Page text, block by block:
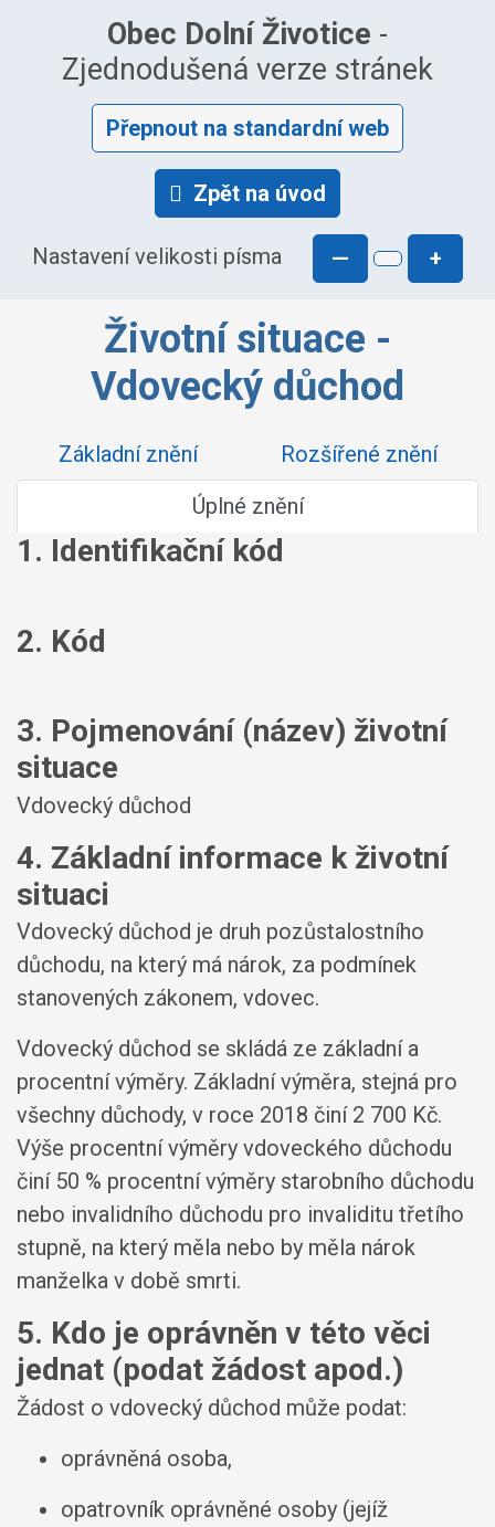
Obec Dolní Životice -
Zjednodušená verze stránek
Přepnout na standardní web
Zpět na úvod
Nastavení velikosti písma — +
Životní situace -
Vdovecký důchod
Základní znění
Rozšířené znění
Úplné znění
1. Identifikační kód
2. Kód
3. Pojmenování (název) životní
situace
Vdovecký důchod
4. Základní informace k životní
situaci
Vdovecký důchod je druh pozůstalostního
důchodu, na který má nárok, za podmínek
stanovených zákonem, vdovec.
Vdovecký důchod se skládá ze základní a
procentní výměry. Základní výměra, stejná pro
všechny důchody, v roce 2018 činí 2 700 Kč.
Výše procentní výměry vdoveckého důchodu
činí 50 % procentní výměry starobního důchodu
nebo invalidního důchodu pro invaliditu třetího
stupně, na který měla nebo by měla nárok
manželka v době smrti.
5. Kdo je oprávněn v této věci
jednat (podat žádost apod.)
Žádost o vdovecký důchod může podat:
oprávněná osoba,
opatrovník oprávněné osoby (jejíž